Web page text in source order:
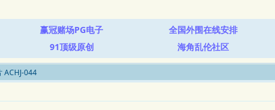
赢冠赌场PG电子 全国外围在线安排
91顶级原创 海角乱伦社区
ACHJ-044